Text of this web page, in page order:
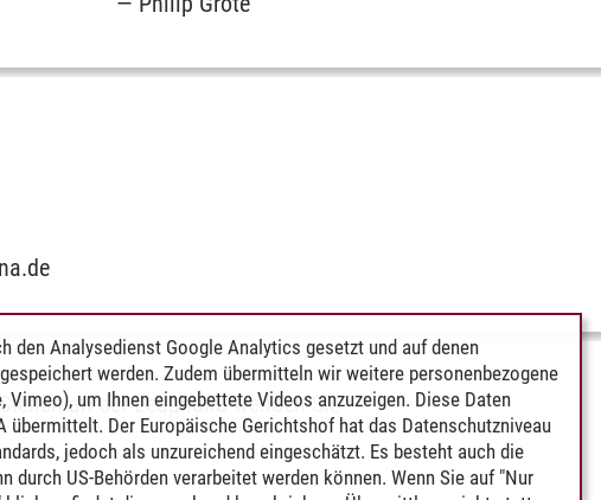
an der Leuphana wenden Sie
den Analysedienst Google Analytics gesetzt und auf denen
werden. Zudem übermitteln wir weitere personenbezogene
Vimeo), um Ihnen eingebettete Videos anzuzeigen. Diese Daten
übermittelt. Der Europäische Gerichtshof hat das Datenschutzniveau
jedoch als unzureichend eingeschätzt. Es besteht auch die
durch US-Behörden verarbeitet werden können. Wenn Sie auf "Nur